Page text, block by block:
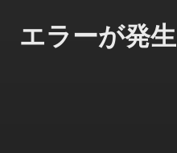
エラーが発